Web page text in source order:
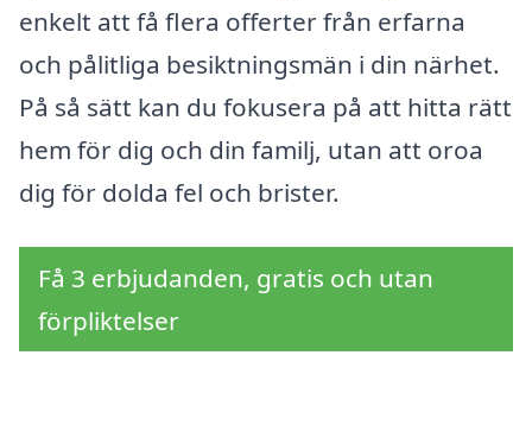
enkelt att få flera offerter från erfarna
och pålitliga besiktningsmän i din närhet.
På så sätt kan du fokusera på att hitta rätt
hem för dig och din familj, utan att oroa
dig för dolda fel och brister.
Få 3 erbjudanden, gratis och utan
förpliktelser